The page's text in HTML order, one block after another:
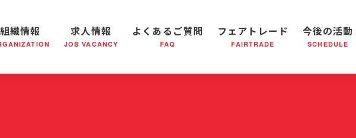
り立ち 軍隊形式について 私たちの目指す未来 小隊(教会)のはたらき
社会鍋物語 音楽活動 救世軍ブラスバンドのCD バザー 災害支援
組織情報
全国の小隊(教会)等について 医療・社会福祉事業 出版物のご案内
求人情報
JOB VACANCY
よくあるご質問
FAQ
フェアトレード
FAIRTRADE
今後の活動
SCHEDULE